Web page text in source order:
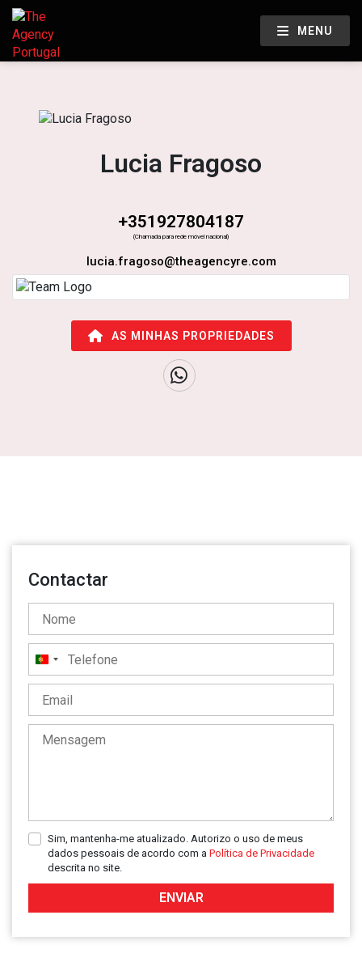
MENU
Lucia Fragoso
+351927804187
(Chamada para rede móvel nacional)
lucia.fragoso@theagencyre.com
AS MINHAS PROPRIEDADES
Contactar
Portugal
+351
Sim, mantenha-me atualizado. Autorizo o uso de meus
dados pessoais de acordo com a Política de Privacidade
descrita no site.
ENVIAR